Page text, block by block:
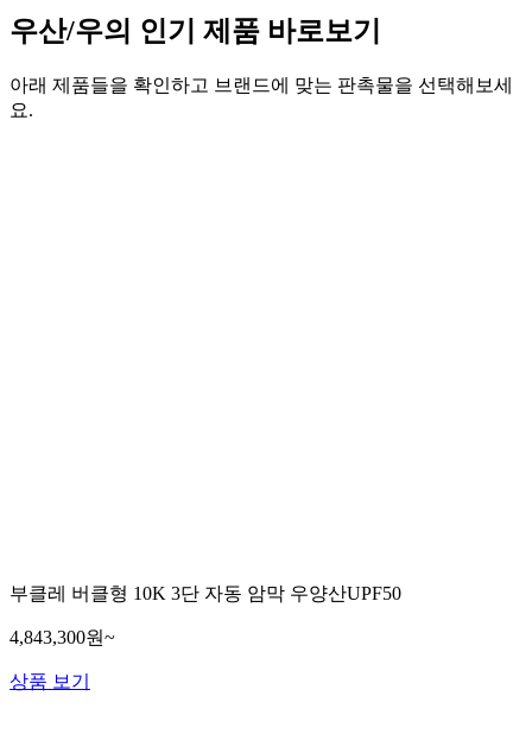
우산/우의 인기 제품 바로보기
아래 제품들을 확인하고 브랜드에 맞는 판촉물을 선택해보세
요.
부클레 버클형 10K 3단 자동 암막 우양산UPF50
4,843,300원~
상품 보기